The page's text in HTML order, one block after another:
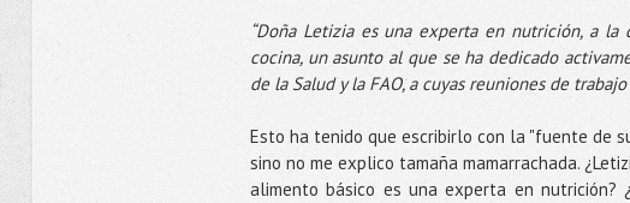
“Doña Letizia es una experta en nutrición, a
cocina, un asunto al que se ha dedicado
de la Salud y la FAO, a cuyas reuniones de
Esto ha tenido que escribirlo con la "fuente de
sino no me explico tamaña mamarrachada.
alimento básico es una experta en